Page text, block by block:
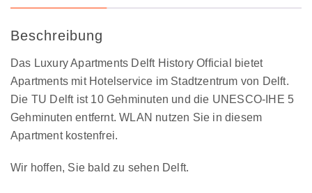
Beschreibung
Das Luxury Apartments Delft History Official bietet
Apartments mit Hotelservice im Stadtzentrum von Delft.
Die TU Delft ist 10 Gehminuten und die UNESCO-IHE 5
Gehminuten entfernt. WLAN nutzen Sie in diesem
Apartment kostenfrei.
Wir hoffen, Sie bald zu sehen Delft.